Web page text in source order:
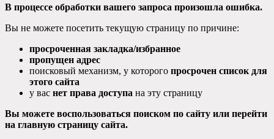
В процессе обработки вашего запроса произошла ошибка.
Вы не можете посетить текущую страницу по причине:
просроченная закладка/избранное
пропущен адрес
поисковый механизм, у которого просрочен список для
этого сайта
у вас нет права доступа на эту страницу
Вы можете воспользоваться поиском по сайту или перейти
на главную страницу сайта.